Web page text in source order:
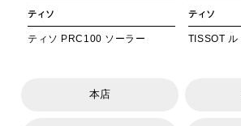
ティソ
ティソ PRC100 ソーラー
ティソ
TISSOT
本店